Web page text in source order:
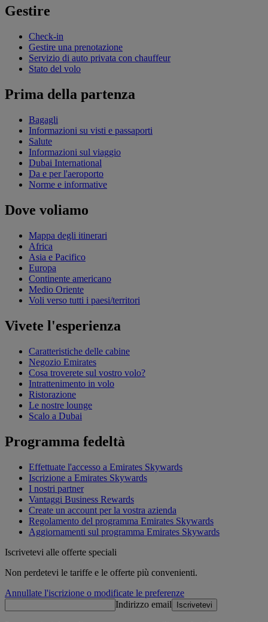
Gestire
Check-in
Gestire una prenotazione
Servizio di auto privata con chauffeur
Stato del volo
Prima della partenza
Bagagli
Informazioni su visti e passaporti
Salute
Informazioni sul viaggio
Dubai International
Da e per l'aeroporto
Norme e informative
Dove voliamo
Mappa degli itinerari
Africa
Asia e Pacifico
Europa
Continente americano
Medio Oriente
Voli verso tutti i paesi/territori
Vivete l'esperienza
Caratteristiche delle cabine
Negozio Emirates
Cosa troverete sul vostro volo?
Intrattenimento in volo
Ristorazione
Le nostre lounge
Scalo a Dubai
Programma fedeltà
Effettuate l'accesso a Emirates Skywards
Iscrizione a Emirates Skywards
I nostri partner
Vantaggi Business Rewards
Create un account per la vostra azienda
Regolamento del programma Emirates Skywards
Aggiornamenti sul programma Emirates Skywards
Iscrivetevi alle offerte speciali
Non perdetevi le tariffe e le offerte più convenienti.
Annullate l'iscrizione o modificate le preferenze
Indirizzo email
Iscrivetevi